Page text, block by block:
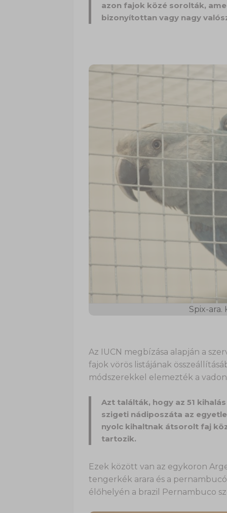
azon fajok közé sorolták,
bizonyítottan vagy nagy
Spix-ara.
Az IUCN megbízása alapján a
fajok vörös listájának
módszerekkel elemezték a
Azt találták, hogy az 51
szigeti nádiposzáta az
nyolc kihaltnak átsorolt faj
tartozik.
Ezek között van az egykoron
tengerkék arara és a
élőhelyén a brazil Pernambuco